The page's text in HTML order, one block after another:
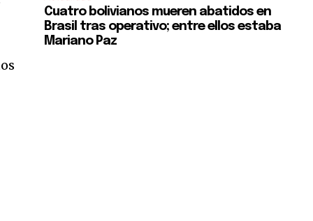
Cuatro bolivianos mueren abatidos en
Brasil tras operativo; entre ellos estaba
Mariano Paz